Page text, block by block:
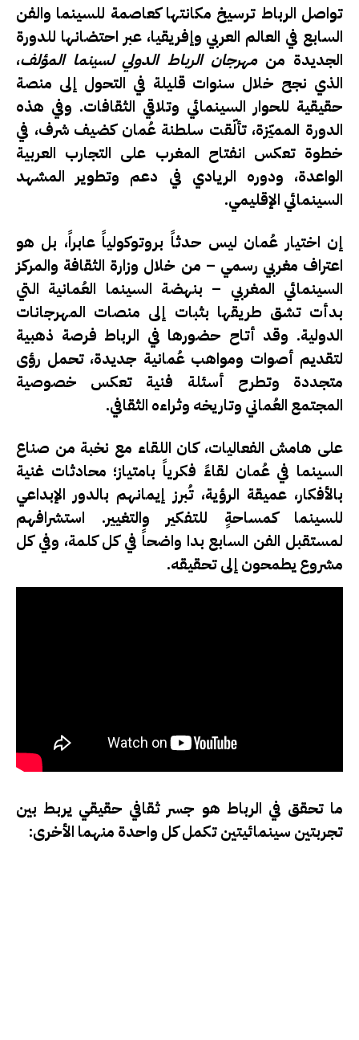
تواصل الرباط ترسيخ مكانتها كعاصمة للسينما والفن
السابع في العالم العربي وإفريقيا، عبر احتضانها للدورة
الجديدة منمهرجان الرباط الدولي لسينما المؤلف،
الذي نجح خلال سنوات قليلة في التحول إلى منصة
حقيقية للحوار السينمائي وتلاقي الثقافات. وفي هذه
الدورة المميّزة، تألّقت سلطنة عُمان كضيف شرف، في
خطوة تعكس انفتاح المغرب على التجارب العربية
الواعدة، ودوره الريادي في دعم وتطوير المشهد
السينمائي الإقليمي.
إن اختيار عُمان ليس حدثاً بروتوكولياً عابراً، بل هو
اعتراف مغربي رسمي – من خلال وزارة الثقافة والمركز
السينمائي المغربي – بنهضة السينما العُمانية التي
بدأت تشق طريقها بثبات إلى منصات المهرجانات
الدولية. وقد أتاح حضورها في الرباط فرصة ذهبية
لتقديم أصوات ومواهب عُمانية جديدة، تحمل رؤى
متجددة وتطرح أسئلة فنية تعكس خصوصية
المجتمع العُماني وتاريخه وثراءه الثقافي.
على هامش الفعاليات، كان اللقاء مع نخبة من صناع
السينما في عُمان لقاءً فكرياً بامتياز؛ محادثات غنية
بالأفكار، عميقة الرؤية، تُبرز إيمانهم بالدور الإبداعي
للسينما كمساحةٍ للتفكير والتغيير. استشرافهم
لمستقبل الفن السابع بدا واضحاً في كل كلمة، وفي كل
مشروع يطمحون إلى تحقيقه.
ما تحقق في الرباط هو جسر ثقافي حقيقي يربط بين
تجربتين سينمائيتين تكمل كل واحدة منهما الأخرى: